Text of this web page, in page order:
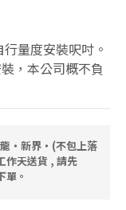
量度安裝呎吋。
，本公司概不負
‧新界‧(不包上落
作天送貨 , 請先
。